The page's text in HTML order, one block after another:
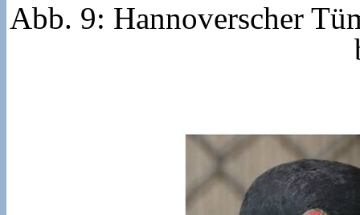
Abb. 9: Hannoverscher